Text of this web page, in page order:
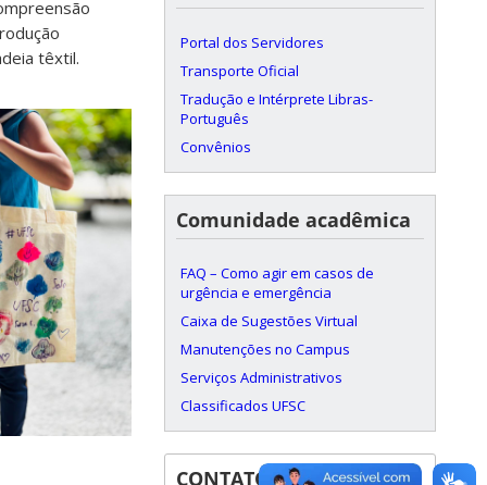
têxtil.
Portal dos Servidores
Transporte Oficial
Tradução e Intérprete Libras-
Português
Convênios
Comunidade acadêmica
FAQ – Como agir em casos de
urgência e emergência
Caixa de Sugestões Virtual
Manutenções no Campus
Serviços Administrativos
Classificados UFSC
CONTATOS